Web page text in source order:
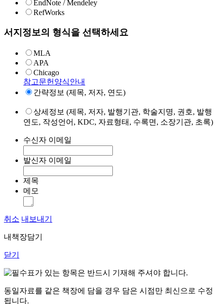
EndNote / Mendeley
RefWorks
서지정보의 형식을 선택하세요
MLA
APA
Chicago
참고문헌양식안내
간략정보 (제목, 저자, 연도)
상세정보 (제목, 저자, 발행기관, 학술지명, 권호, 발행
연도, 작성언어, KDC, 자료형태, 수록면, 소장기관, 초록)
수신자 이메일
발신자 이메일
제목
메모
취소 내보내기
내책장담기
닫기
표가 있는 항목은 반드시 기재해 주셔야 합니다.
동일자료를 같은 책장에 담을 경우 담은 시점만 최신으로 수정
됩니다.